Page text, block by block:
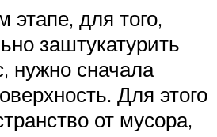
этапе, для того,
заштукатурить
нужно сначала
Для этого
от мусора,